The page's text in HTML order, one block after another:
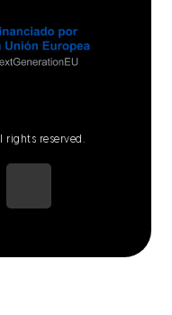
rights reserved.